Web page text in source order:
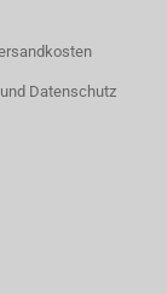
Datenschutz